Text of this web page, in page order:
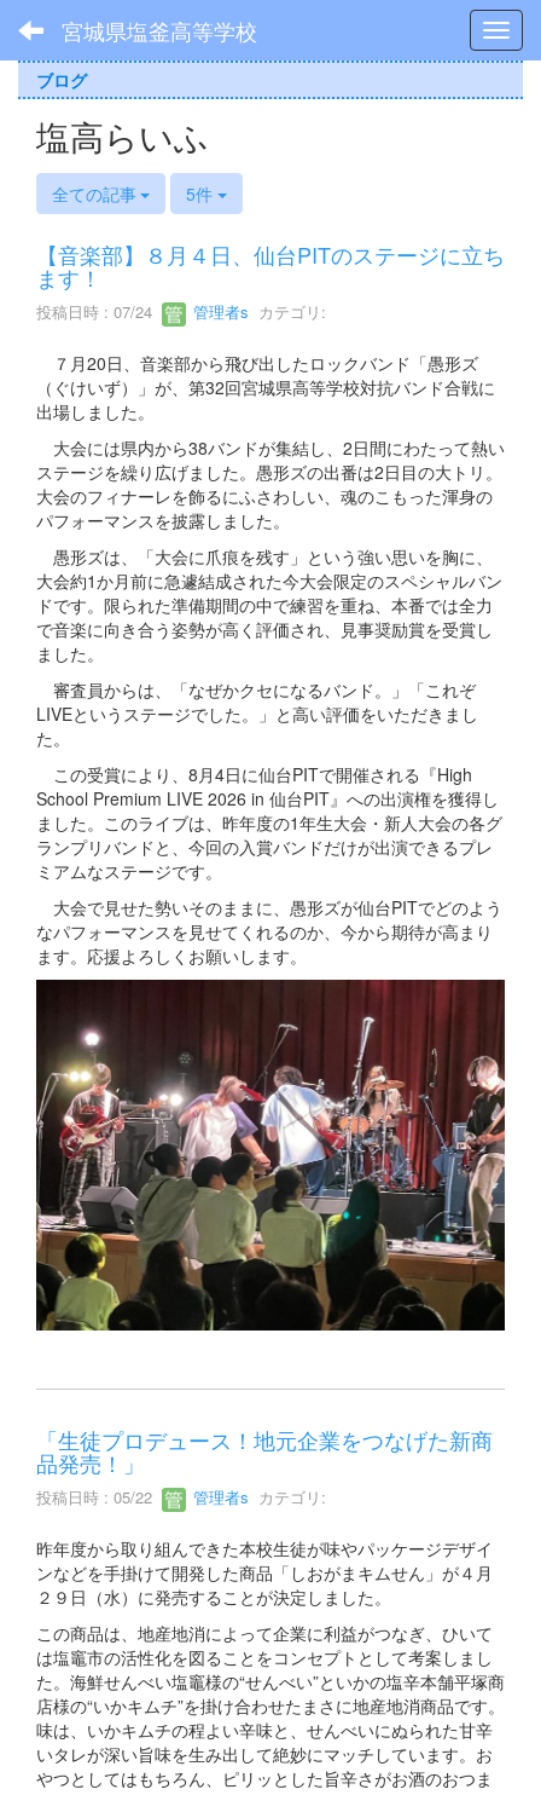
宮城県塩釜高等学校
ブログ
塩高らいふ
全ての記事 5件
【音楽部】８月４日、仙台PITのステージに立ち
ます！
投稿日時 : 07/24 管理者s カテゴリ:
７月20日、音楽部から飛び出したロックバンド「愚形ズ
（ぐけいず）」が、第32回宮城県高等学校対抗バンド合戦に
出場しました。
大会には県内から38バンドが集結し、2日間にわたって熱い
ステージを繰り広げました。愚形ズの出番は2日目の大トリ。
大会のフィナーレを飾るにふさわしい、魂のこもった渾身の
パフォーマンスを披露しました。
愚形ズは、「大会に爪痕を残す」という強い思いを胸に、
大会約1か月前に急遽結成された今大会限定のスペシャルバン
ドです。限られた準備期間の中で練習を重ね、本番では全力
で音楽に向き合う姿勢が高く評価され、見事奨励賞を受賞し
ました。
審査員からは、「なぜかクセになるバンド。」「これぞ
LIVEというステージでした。」と高い評価をいただきまし
た。
この受賞により、8月4日に仙台PITで開催される『High
School Premium LIVE 2026 in 仙台PIT』への出演権を獲得し
ました。このライブは、昨年度の1年生大会・新人大会の各グ
ランプリバンドと、今回の入賞バンドだけが出演できるプレ
ミアムなステージです。
大会で見せた勢いそのままに、愚形ズが仙台PITでどのよう
なパフォーマンスを見せてくれるのか、今から期待が高まり
ます。応援よろしくお願いします。
「生徒プロデュース！地元企業をつなげた新商
品発売！」
投稿日時 : 05/22 管理者s カテゴリ:
昨年度から取り組んできた本校生徒が味やパッケージデザイ
ンなどを手掛けて開発した商品「しおがまキムせん」が４月
２９日（水）に発売することが決定しました。
この商品は、地産地消によって企業に利益がつなぎ、ひいて
は塩竈市の活性化を図ることをコンセプトとして考案しまし
た。海鮮せんべい塩竈様の“せんべい”といかの塩辛本舗平塚商
店様の“いかキムチ”を掛け合わせたまさに地産地消商品です。
味は、いかキムチの程よい辛味と、せんべいにぬられた甘辛
いタレが深い旨味を生み出して絶妙にマッチしています。お
やつとしてはもちろん、ピリッとした旨辛さがお酒のおつま